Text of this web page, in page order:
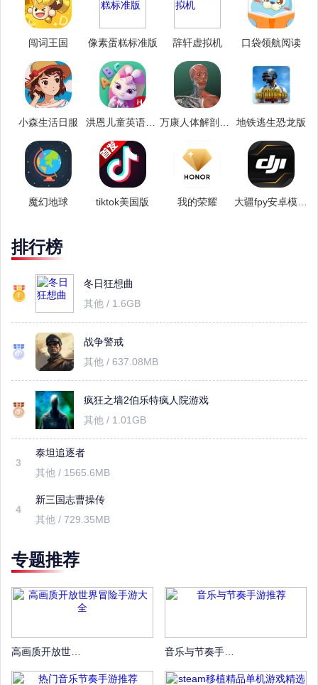
闯词王国 像素蛋糕标准版 辞轩虚拟机 口袋领航阅读
小森生活日服 洪恩儿童英语安卓版 万康人体解剖安卓版 地铁逃生恐龙版
魔幻地球 tiktok美国版 我的荣耀 大疆fpy安卓模拟器
排行榜
冬日狂想曲
其他 / 1.6GB
战争警戒
其他 / 637.08MB
疯狂之墙2伯乐特疯人院游戏
其他 / 1.01GB
3
泰坦追逐者
其他 / 1565.6MB
4
新三国志曹操传
其他 / 729.35MB
专题推荐
高画质开放世界冒险手游大全 音乐与节奏手游推荐